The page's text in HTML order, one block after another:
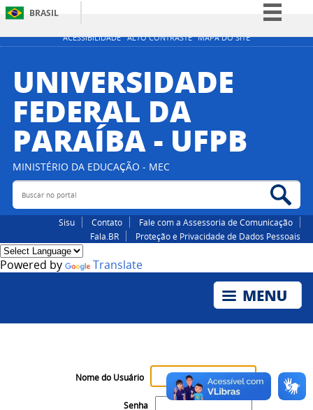
ACESSIBILIDADE ALTO CONTRASTE MAPA DO SITE
BRASIL
Simplifique!
Participe
Acesso à informação
Canais
UNIVERSIDADE
FEDERAL DA
PARAÍBA - UFPB
MINISTÉRIO DA EDUCAÇÃO - MEC
Buscar no portal
Sisu Contato
Fale com a Assessoria de Comunicação
Fala.BR
Proteção e Privacidade de Dados Pessoais
Powered by Translate
Nome do Usuário
Senha